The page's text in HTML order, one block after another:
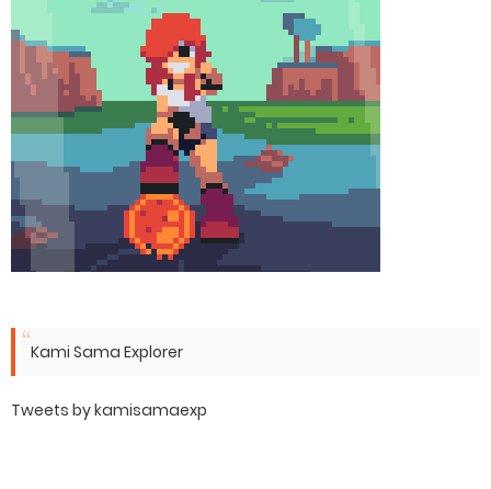
Kami Sama Explorer
Tweets by kamisamaexp